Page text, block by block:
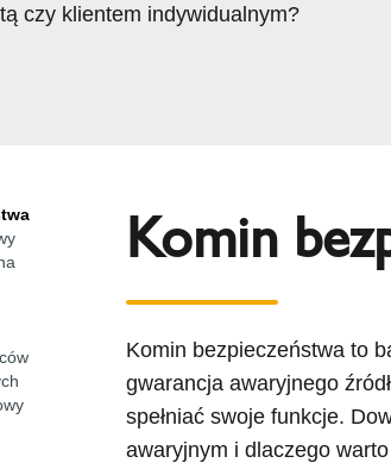
czy klientem indywidualnym?
Komin
Komin bezpieczeństwa to
gwarancja awaryjnego
spełniać swoje funkcje.
awaryjnym i dlaczego